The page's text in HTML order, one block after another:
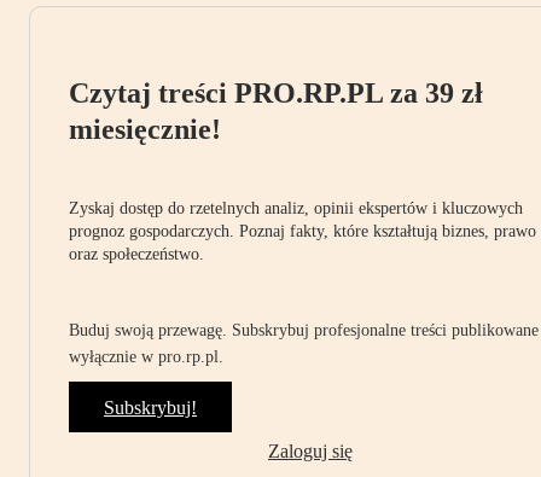
Czytaj treści PRO.RP.PL za 39 zł
miesięcznie!
Zyskaj dostęp do rzetelnych analiz, opinii ekspertów i kluczowych
prognoz gospodarczych. Poznaj fakty, które kształtują biznes, prawo
oraz społeczeństwo.
Buduj swoją przewagę. Subskrybuj profesjonalne treści publikowane
wyłącznie w pro.rp.pl.
Subskrybuj!
Zaloguj się